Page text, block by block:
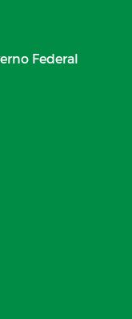
Federal